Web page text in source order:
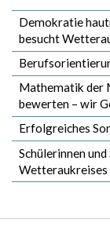
Demokratie
besucht
Mathematik der
bewerten – wir
Erfolgreiches
Schülerinnen